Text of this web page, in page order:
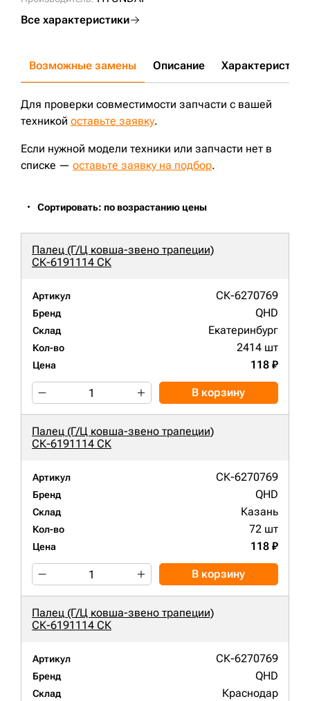
Все характеристики
Возможные замены Описание Характеристики
Для проверки совместимости запчасти с вашей
техникой оставьте заявку.
Если нужной модели техники или запчасти нет в
списке — оставьте заявку на подбор.
Сортировать: по возрастанию цены
Палец (Г/Ц ковша-звено трапеции)
СК-6191114 СК
Артикул СК-6270769
Бренд QHD
Склад Екатеринбург
Кол-во 2414 шт
Цена 118 ₽
В корзину
Палец (Г/Ц ковша-звено трапеции)
СК-6191114 СК
Артикул СК-6270769
Бренд QHD
Склад Казань
Кол-во 72 шт
Цена 118 ₽
В корзину
Палец (Г/Ц ковша-звено трапеции)
СК-6191114 СК
Артикул СК-6270769
Бренд QHD
Склад Краснодар